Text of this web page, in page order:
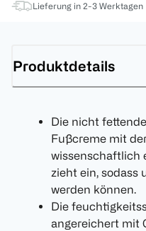
Lieferung in 2-3 Werktagen
Produktdetails
Die nicht
Fußcreme mit
wissenschaftlich
zieht ein, sodass
werden können.
Die
angereichert mit